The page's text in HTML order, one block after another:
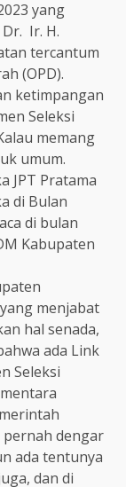
yang
Ir. H.
tercantum
(OPD).
ketimpangan
Seleksi
memang
umum.
JPT Pratama
di Bulan
di bulan
Kabupaten
menjabat
hal senada,
ada Link
Seleksi
dengar
ada tentunya
dan di